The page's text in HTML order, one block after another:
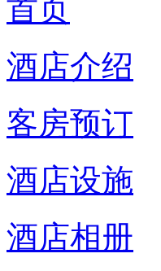
首页
酒店介绍
客房预订
酒店设施
酒店相册